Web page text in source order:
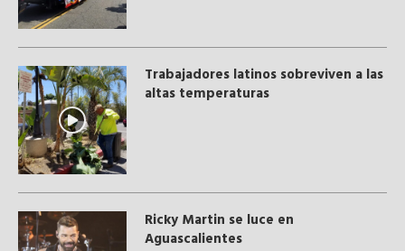
Trabajadores latinos sobreviven a las
altas temperaturas
Ricky Martin se luce en
Aguascalientes